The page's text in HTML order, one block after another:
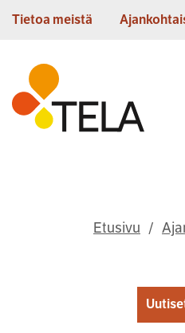
Siirry sisältöön
Tietoa meistä
Etusivu
Etusivu